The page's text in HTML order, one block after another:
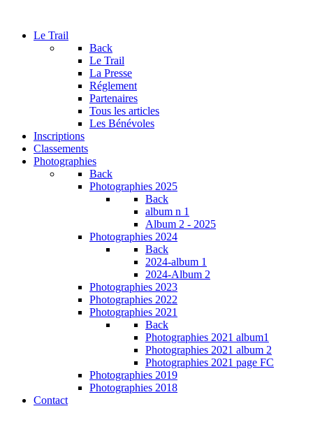
Le Trail
Back
Le Trail
La Presse
Réglement
Partenaires
Tous les articles
Les Bénévoles
Inscriptions
Classements
Photographies
Back
Photographies 2025
Back
album n 1
Album 2 - 2025
Photographies 2024
Back
2024-album 1
2024-Album 2
Photographies 2023
Photographies 2022
Photographies 2021
Back
Photographies 2021 album1
Photographies 2021 album 2
Photographies 2021 page FC
Photographies 2019
Photographies 2018
Contact